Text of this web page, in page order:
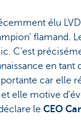
élu
flamand.
C'est
en tant
car elle
elle motive
leCEO